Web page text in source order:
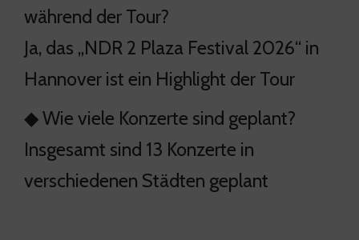
während der Tour?
Ja, das „NDR 2 Plaza Festival 2026“ in
Hannover ist ein Highlight der Tour
◆ Wie viele Konzerte sind geplant?
Insgesamt sind 13 Konzerte in
verschiedenen Städten geplant